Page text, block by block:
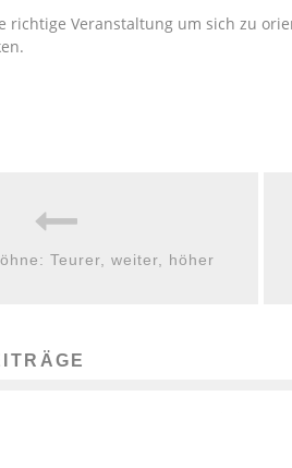
richtige Veranstaltung um sich zu
Teurer, weiter, höher